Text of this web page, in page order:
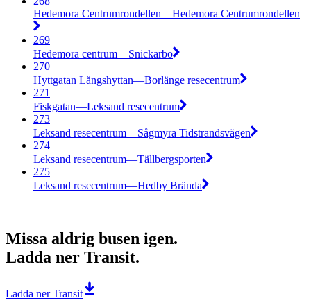
Hedemora Centrumrondellen—Hedemora Centrumrondellen
269
Hedemora centrum—Snickarbo
270
Hyttgatan Långshyttan—Borlänge resecentrum
271
Fiskgatan—Leksand resecentrum
273
Leksand resecentrum—Sågmyra Tidstrandsvägen
274
Leksand resecentrum—Tällbergsporten
275
Leksand resecentrum—Hedby Brända
Missa aldrig busen igen.
Ladda ner Transit.
Ladda ner Transit